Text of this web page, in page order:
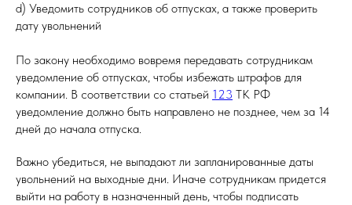
d) Уведомить сотрудников об отпусках, а также проверить
дату увольнений
По закону необходимо вовремя передавать сотрудникам
уведомление об отпусках, чтобы избежать штрафов для
компании. В соответствии со статьей 123 ТК РФ
уведомление должно быть направлено не позднее, чем за 14
дней до начала отпуска.
Важно убедиться, не выпадают ли запланированные даты
увольнений на выходные дни. Иначе сотрудникам придется
выйти на работу в назначенный день, чтобы подписать